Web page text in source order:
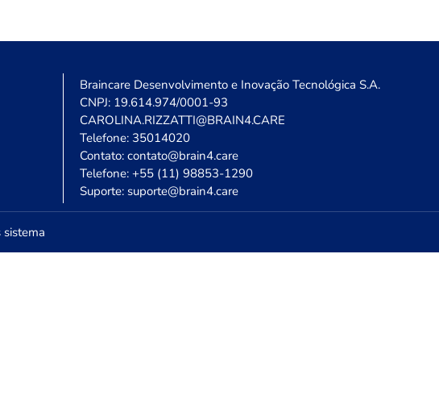
Braincare Desenvolvimento e Inovação Tecnológica S.A.
CNPJ: 19.614.974/0001-93
CAROLINA.RIZZATTI@BRAIN4.CARE
Telefone: 35014020
Contato: contato@brain4.care
Telefone: +55 (11) 98853-1290
Suporte: suporte@brain4.care
sistema